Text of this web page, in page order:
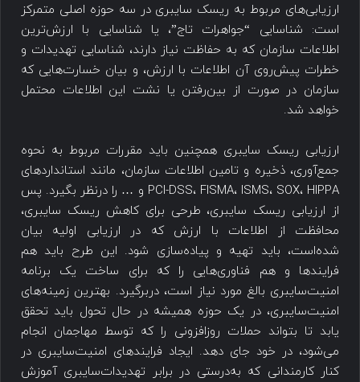
ارزیابی‌های مربوط به ریسک سایبری در سه حوزه اصلی متمرکز
است: شناسایی “جواهرات تاج”، یا شناسایی با ارزش‌ترین
اطلاعات سازمان که به حفاظت نیاز دارند، شناسایی تهدیدات و
خطرات پیش‌روی آن اطلاعات با ارزش، و بیان خسارت‌هایی که
سازمان در صورت از بین‌رفتن یا نشت این اطلاعات محتمل
خواهد شد.
ارزیابی ریسک سایبری همچنین باید مقررات مربوط به نحوه
جمع‌آوری، ذخیره و تامین اطلاعات سازمان، مانند استانداردهای
PCI-DSS، FISMA، ISMS، SOX، HIPPA و … را درنظر بگیرد. پس
از ارزیابی ریسک سایبری، طرحی برای کاهش ریسک سایبری،
محافظت از اطلاعات با ارزش که در ارزیابی اولیه بیان
شده‌است، باید تهیه و پیاده‌سازی شود. این طرح باید هم
فرایندها و هم فناوری‌هایی را که برای ساخت یک برنامه
امنیت‌سایبری بالغ مورد نیاز است، دربرگیرد. بهترین زمینه‌های
امنیت‌سایبری، در یک حوزه همیشه در حال تحول باید تحقق
یابد تا بتواند حملات روزافزونی را که توسط مهاجمان انجام
می‌شود، در خود جای دهد. ایجاد فرایندهای امنیت‌سایبری در
کنار کارمندانی که به‌درستی در برابر تهدیدات‌سایبری آموزش